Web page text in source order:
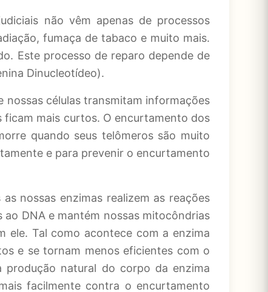
não vêm apenas de processos
fumaça de tabaco e muito mais.
Este processo de reparo depende de
Dinucleotídeo).
nossas células transmitam informações
ficam mais curtos. O encurtamento dos
quando seus telômeros são muito
e para prevenir o encurtamento
nossas enzimas realizem as reações
DNA e mantém nossas mitocôndrias
ele. Tal como acontece com a enzima
e se tornam menos eficientes com o
produção natural do corpo da enzima
facilmente contra o encurtamento